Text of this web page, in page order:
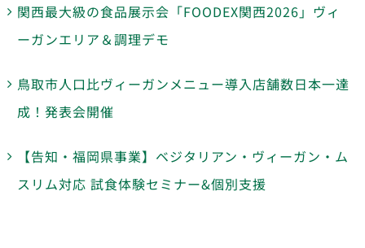
関西最大級の食品展示会「FOODEX関西2026」ヴィ
ーガンエリア＆調理デモ
鳥取市人口比ヴィーガンメニュー導入店舗数日本一達
成！発表会開催
【告知・福岡県事業】ベジタリアン・ヴィーガン・ム
スリム対応 試食体験セミナー&個別支援